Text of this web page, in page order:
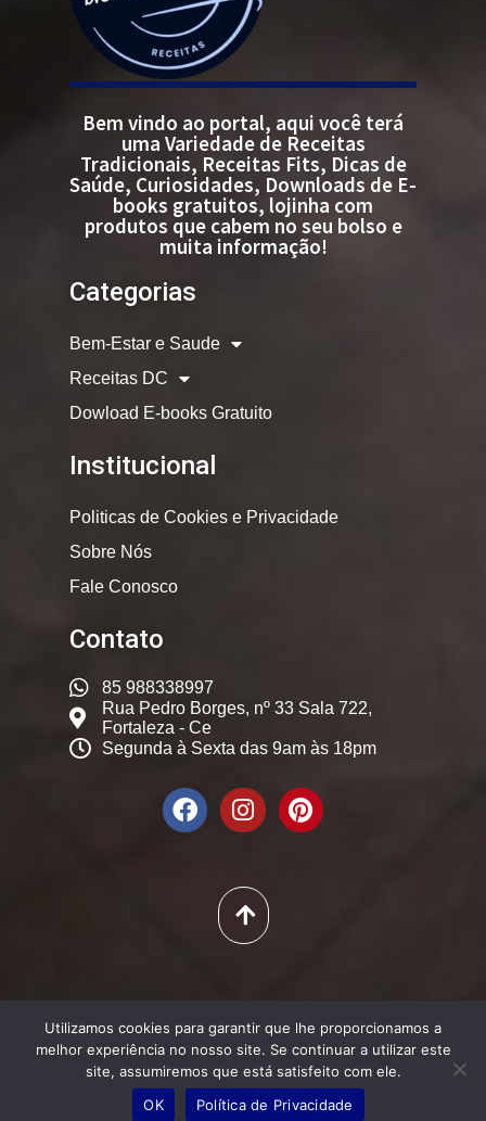
Bem vindo ao portal, aqui você terá
uma Variedade de Receitas
Tradicionais, Receitas Fits, Dicas de
Saúde, Curiosidades, Downloads de E-
books gratuitos, lojinha com
produtos que cabem no seu bolso e
muita informação!
Categorias
Bem-Estar e Saude
Receitas DC
Dowload E-books Gratuito
Institucional
Politicas de Cookies e Privacidade
Sobre Nós
Fale Conosco
Contato
85 988338997
Rua Pedro Borges, nº 33 Sala 722,
Fortaleza - Ce
Segunda à Sexta das 9am às 18pm
© 2025. Dicas Constantes,
Todos os Direitos Reservados
Utilizamos cookies para garantir que lhe proporcionamos a
melhor experiência no nosso site. Se continuar a utilizar este
site, assumiremos que está satisfeito com ele.
OK
Política de Privacidade